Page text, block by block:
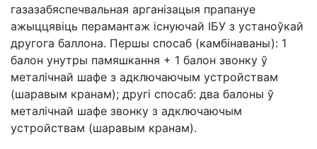
газазабяспечвальная арганізацыя прапануе
ажыццявіць перамантаж існуючай ІБУ з устаноўкай
другога баллона. Першы спосаб (камбінаваны): 1
балон унутры памяшкання + 1 балон звонку ў
металічнай шафе з адключаючым устройствам
(шаравым кранам); другі спосаб: два балоны ў
металічнай шафе звонку з адключаючым
устройствам (шаравым кранам).